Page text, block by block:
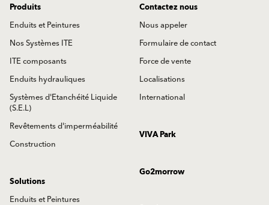
Produits
Enduits et Peintures
Nos Systèmes ITE
ITE composants
Enduits hydrauliques
Systèmes d'Etanchéité Liquide
(S.E.L)
Revêtements d'imperméabilité
Construction
Contactez nous
Nous appeler
Formulaire de contact
Force de vente
Localisations
International
VIVA Park
Go2morrow
Solutions
Enduits et Peintures